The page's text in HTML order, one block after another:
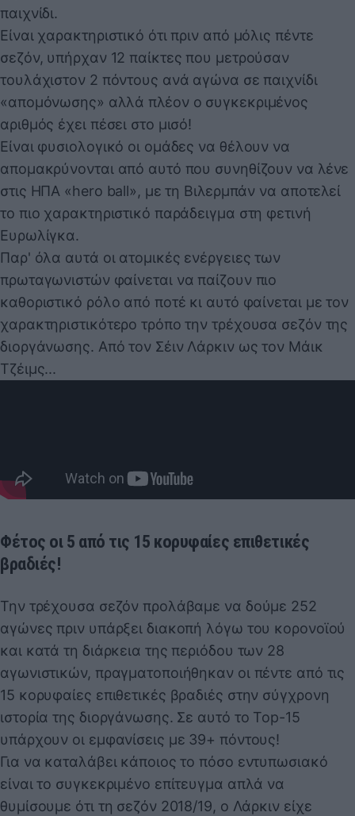
παιχνίδι.
Είναι χαρακτηριστικό ότι πριν από μόλις πέντε
σεζόν, υπήρχαν 12 παίκτες που μετρούσαν
τουλάχιστον 2 πόντους ανά αγώνα σε παιχνίδι
«απομόνωσης» αλλά πλέον ο συγκεκριμένος
αριθμός έχει πέσει στο μισό!
Είναι φυσιολογικό οι ομάδες να θέλουν να
απομακρύνονται από αυτό που συνηθίζουν να λένε
στις ΗΠΑ «hero ball», με τη Βιλερμπάν να αποτελεί
το πιο χαρακτηριστικό παράδειγμα στη φετινή
Ευρωλίγκα.
Παρ' όλα αυτά οι ατομικές ενέργειες των
πρωταγωνιστών φαίνεται να παίζουν πιο
καθοριστικό ρόλο από ποτέ κι αυτό φαίνεται με τον
χαρακτηριστικότερο τρόπο την τρέχουσα σεζόν της
διοργάνωσης. Από τον Σέιν Λάρκιν ως τον Μάικ
Τζέιμς...
Φέτος οι 5 από τις 15 κορυφαίες επιθετικές
βραδιές!
Την τρέχουσα σεζόν προλάβαμε να δούμε 252
αγώνες πριν υπάρξει διακοπή λόγω του κορονοϊού
και κατά τη διάρκεια της περιόδου των 28
αγωνιστικών, πραγματοποιήθηκαν οι πέντε από τις
15 κορυφαίες επιθετικές βραδιές στην σύγχρονη
ιστορία της διοργάνωσης. Σε αυτό το Top-15
υπάρχουν οι εμφανίσεις με 39+ πόντους!
Για να καταλάβει κάποιος το πόσο εντυπωσιακό
είναι το συγκεκριμένο επίτευγμα απλά να
θυμίσουμε ότι τη σεζόν 2018/19, ο Λάρκιν είχε